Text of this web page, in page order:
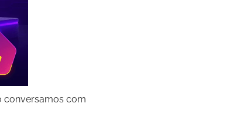
conversamos com